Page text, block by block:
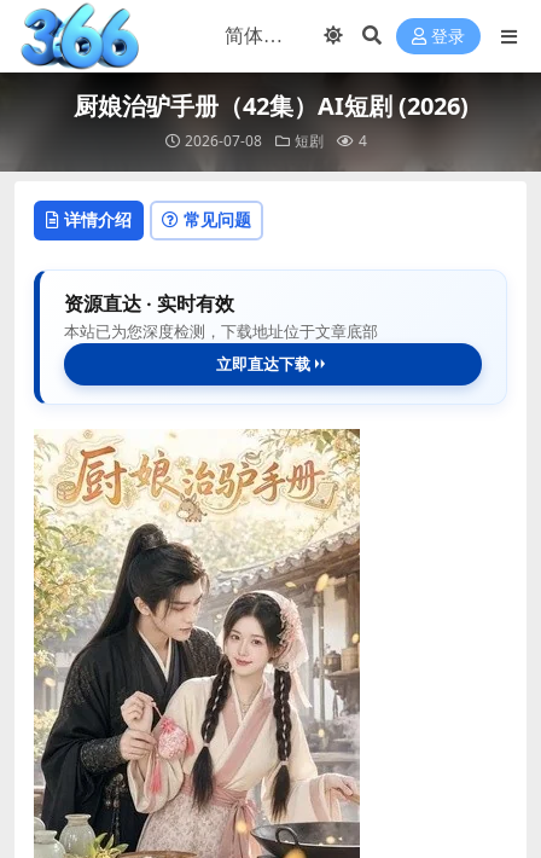
登录
厨娘治驴手册（42集）AI短剧 (2026)
2026-07-08 短剧 4
详情介绍 常见问题
资源直达 · 实时有效
本站已为您深度检测，下载地址位于文章底部
立即直达下载